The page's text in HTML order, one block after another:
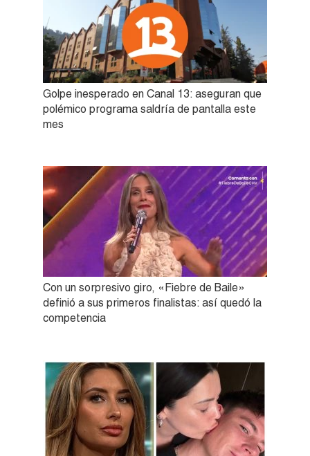
Golpe inesperado en Canal 13: aseguran que
polémico programa saldría de pantalla este
mes
Con un sorpresivo giro, «Fiebre de Baile»
definió a sus primeros finalistas: así quedó la
competencia